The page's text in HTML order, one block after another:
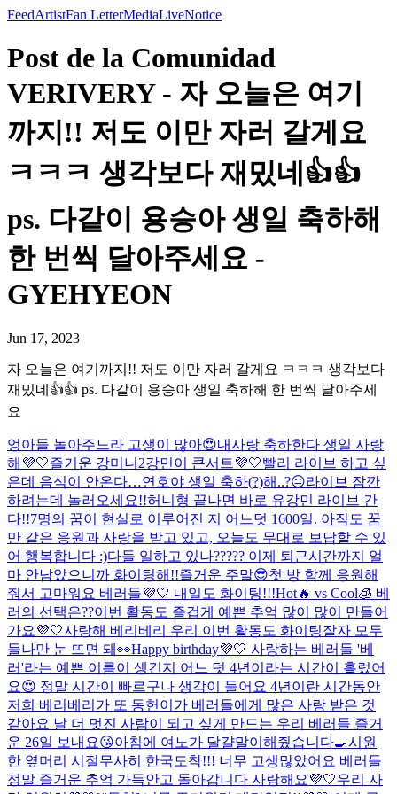
FeedArtistFan LetterMediaLiveNotice
Post de la Comunidad
VERIVERY - 자 오늘은 여기
까지!! 저도 이만 자러 갈게요
ㅋㅋㅋ 생각보다 재밌네👍👍
ps. 다같이 용승아 생일 축하해
한 번씩 달아주세요 -
GYEHYEON
Jun 17, 2023
자 오늘은 여기까지!! 저도 이만 자러 갈게요 ㅋㅋㅋ 생각보다
재밌네👍👍 ps. 다같이 용승아 생일 축하해 한 번씩 달아주세
요
엉아들 놀아주느라 고생이 많아😍내사랑 축하한다 생일 사랑
해💜🤍즐거운 강미니2강민이 콘서트💜🤍빨리 라이브 하고 싶
은데 음식이 안온다…연호야 생일 축하(?)해..?😐라이브 잠깐
하려는데 놀러오세요!!허니형 끝나면 바로 유강민 라이브 간
다!!7명의 꿈이 현실로 이루어진 지 어느덧 1600일. 아직도 꿈
만 같은 응원과 사랑을 받고 있고, 오늘도 무대로 보답할 수 있
어 행복합니다 :)다들 일하고 있나????? 이제 퇴근시간까지 얼
마 안남았으니까 화이팅해!!즐거운 주말😎첫 방 함께 응원해
줘서 고마워요 베러들💜🤍 내일도 화이팅!!!Hot🔥 vs Cool🧊 베
러의 선택은??이번 활동도 즐겁게 예쁜 추억 많이 많이 만들어
가요💜🤍사랑해 베리베리 우리 이번 활동도 화이팅잘자 모두
들나만 눈 뜨면 돼👀Happy birthday💜🤍 사랑하는 베러들 '베
러'라는 예쁜 이름이 생긴지 어느 덧 4년이라는 시간이 흘렀어
요😍 정말 시간이 빠르구나 생각이 들어요 4년이란 시간동안
저희 베리베리가 또 동헌이가 베러들에게 많은 사랑 받은 것
같아요 날 더 멋진 사람이 되고 싶게 만드는 우리 베러들 즐거
운 26일 보내요😘아침에 여노가 달걀말이해줬습니다🍳시원
한 옆머리 시절무사히 한국도착!!! 너무 고생많았어요 베러들
정말 즐거운 추억 가득안고 돌아갑니다 사랑해요💜🤍우리 사